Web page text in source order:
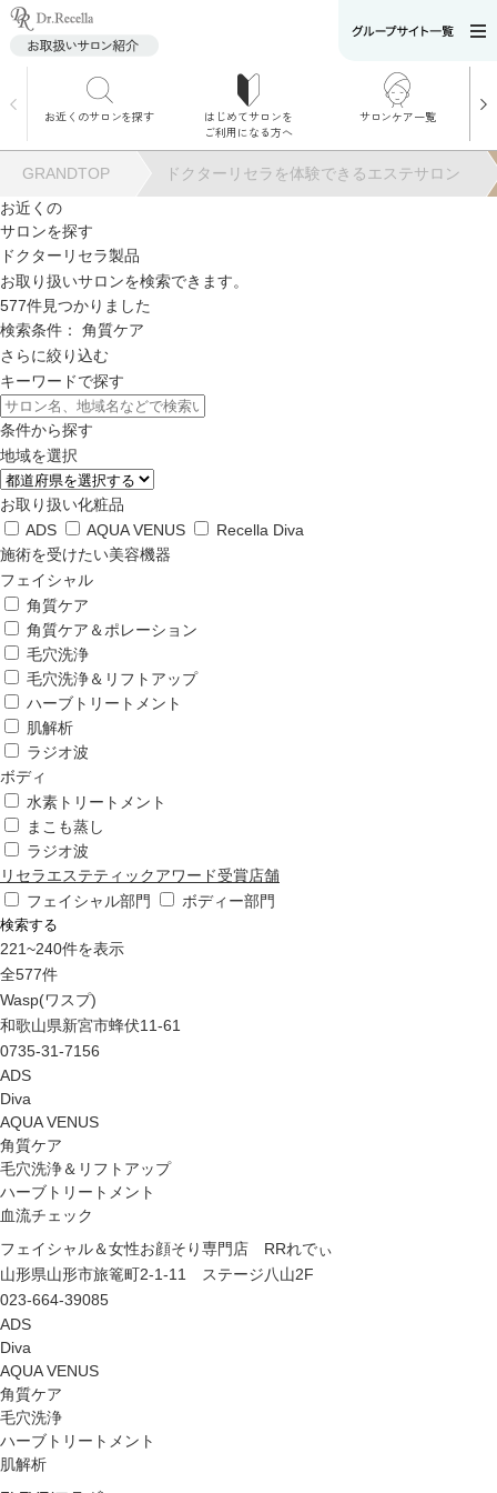
お近くのサロンを探す
はじめてサロンを
ご利用になる方へ
サロンケア一覧
ュー
施術別で探す
お悩み別で探す
GRANDTOP
ドクターリセラを体験できるエステサロン
お近くの
サロンを探す
ドクターリセラ製品
お取り扱いサロンを検索できます。
577件見つかりました
検索条件：
角質ケア
さらに絞り込む
キーワードで探す
条件から探す
地域を選択
お取り扱い化粧品
ADS
AQUA VENUS
Recella Diva
施術を受けたい美容機器
フェイシャル
角質ケア
角質ケア＆ポレーション
毛穴洗浄
毛穴洗浄＆リフトアップ
ハーブトリートメント
肌解析
ラジオ波
ボディ
水素トリートメント
まこも蒸し
ラジオ波
リセラエステティックアワード受賞店舗
フェイシャル部門
ボディー部門
検索する
221~240件を表示
全577件
Wasp(ワスプ)
和歌山県新宮市蜂伏11-61
0735-31-7156
ADS
Diva
AQUA VENUS
角質ケア
毛穴洗浄＆リフトアップ
ハーブトリートメント
血流チェック
フェイシャル＆女性お顔そり専門店 RRれでぃ
山形県山形市旅篭町2-1-11 ステージ八山2F
023-664-39085
ADS
Diva
AQUA VENUS
角質ケア
毛穴洗浄
ハーブトリートメント
肌解析